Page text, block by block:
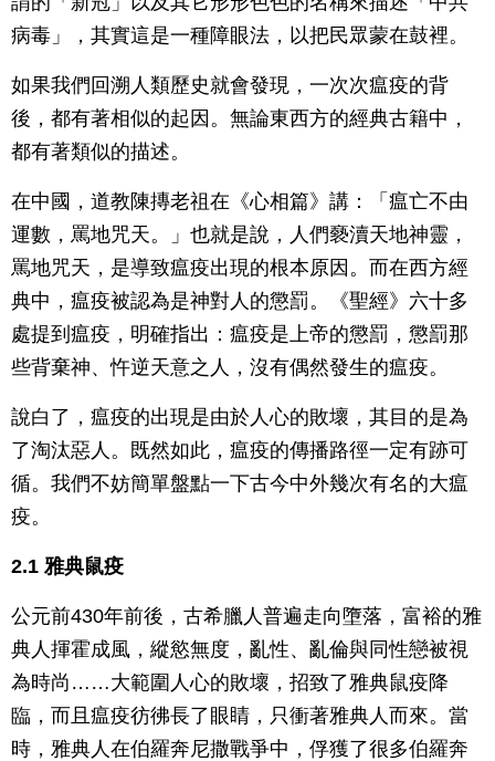
病毒」，其實這是一種障眼法，以把民眾蒙在鼓裡。
如果我們回溯人類歷史就會發現，一次次瘟疫的背
後，都有著相似的起因。無論東西方的經典古籍中，
都有著類似的描述。
在中國，道教陳摶老祖在《心相篇》講：「瘟亡不由
運數，罵地咒天。」也就是說，人們褻瀆天地神靈，
罵地咒天，是導致瘟疫出現的根本原因。而在西方經
典中，瘟疫被認為是神對人的懲罰。《聖經》六十多
處提到瘟疫，明確指出：瘟疫是上帝的懲罰，懲罰那
些背棄神、忤逆天意之人，沒有偶然發生的瘟疫。
說白了，瘟疫的出現是由於人心的敗壞，其目的是為
了淘汰惡人。既然如此，瘟疫的傳播路徑一定有跡可
循。我們不妨簡單盤點一下古今中外幾次有名的大瘟
疫。
2.1 雅典鼠疫
公元前430年前後，古希臘人普遍走向墮落，富裕的雅
典人揮霍成風，縱慾無度，亂性、亂倫與同性戀被視
為時尚……大範圍人心的敗壞，招致了雅典鼠疫降
臨，而且瘟疫彷彿長了眼睛，只衝著雅典人而來。當
時，雅典人在伯羅奔尼撒戰爭中，俘獲了很多伯羅奔